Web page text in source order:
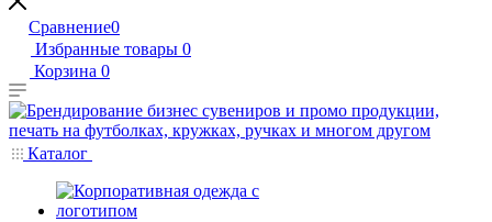
Сравнение0
Избранные товары 0
Корзина 0
Каталог